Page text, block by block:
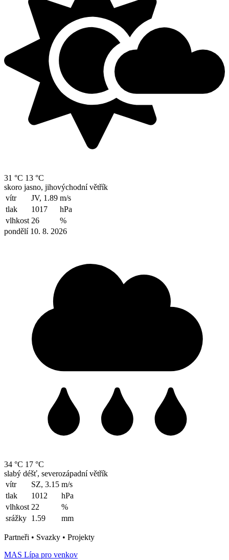
31 °C 13 °C
skoro jasno, jihovýchodní větřík
vítr
JV, 1.89 m/s
tlak
1017
hPa
vlhkost 26
%
pondělí 10. 8. 2026
34 °C 17 °C
slabý déšť, severozápadní větřík
vítr
SZ, 3.15 m/s
tlak
1012
hPa
vlhkost 22
%
srážky 1.59 mm
Partneři • Svazky • Projekty
MAS Lípa pro venkov